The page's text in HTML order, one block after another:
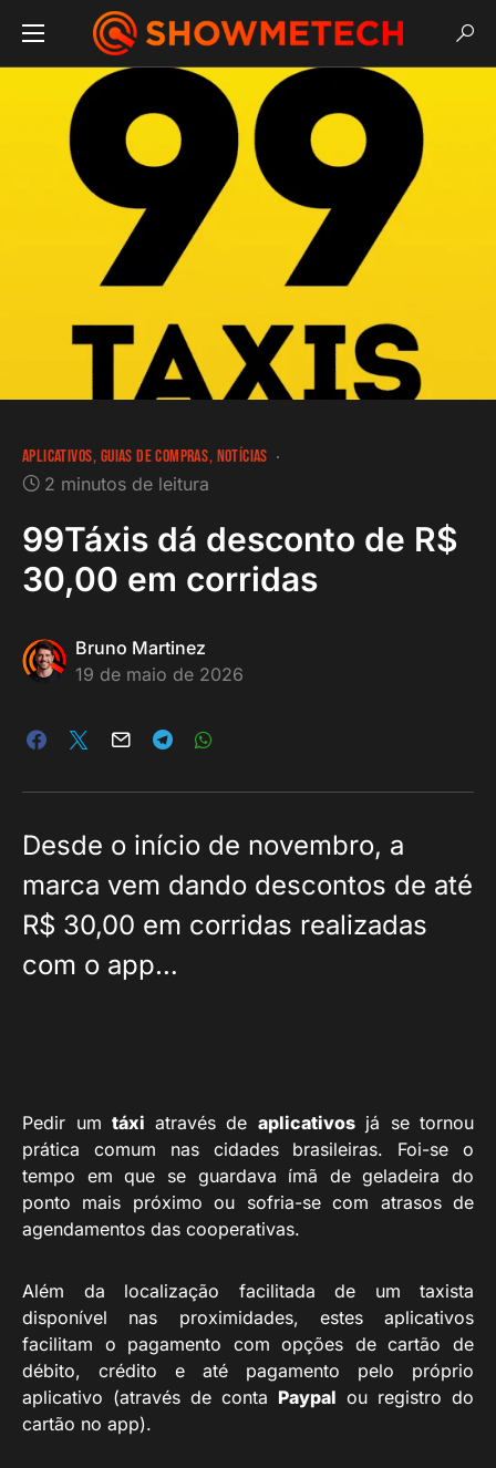
APLICATIVOS GUIAS DE COMPRAS NOTÍCIAS
2 minutos de leitura
99Táxis dá desconto de R$
30,00 em corridas
Bruno Martinez
19 de maio de 2026
Desde o início de novembro, a
marca vem dando descontos de até
R$ 30,00 em corridas realizadas
com o app…
Pedir um táxi através de aplicativosjá se tornou
prática comum nas cidades brasileiras. Foi-se o
tempo em que se guardava ímã de geladeira do
ponto mais próximo ou sofria-se com atrasos de
agendamentos das cooperativas.
Além da localização facilitada de um taxista
disponível nas proximidades, estes aplicativos
facilitam o pagamento com opções de cartão de
débito, crédito e até pagamento pelo próprio
aplicativo (através de conta Paypal ou registro do
cartão no app).